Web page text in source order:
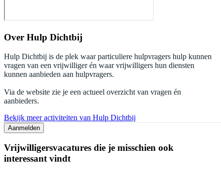
Over Hulp Dichtbij
Hulp Dichtbij is de plek waar particuliere hulpvragers hulp kunnen
vragen van een vrijwilliger én waar vrijwilligers hun diensten
kunnen aanbieden aan hulpvragers.
Via de website zie je een actueel overzicht van vragen én
aanbieders.
Bekijk meer activiteiten van Hulp Dichtbij
Aanmelden
Vrijwilligersvacatures die je misschien ook
interessant vindt